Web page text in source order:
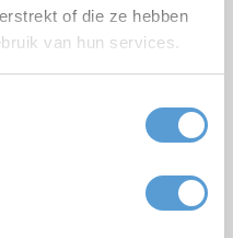
of die ze hebben
van hun services.
Getränkearrangement
Grillen/Abendessen